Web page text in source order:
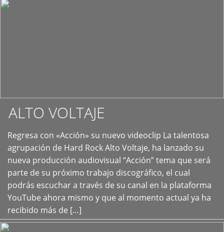
ALTO VOLTAJE
Regresa con «Acción» su nuevo videoclip La talentosa
agrupación de Hard Rock Alto Voltaje, ha lanzado su
nueva producción audiovisual “Acción” tema que será
parte de su próximo trabajo discográfico, el cual
podrás escuchar a través de su canal en la plataforma
YouTube ahora mismo y que al momento actual ya ha
recibido más de […]
+